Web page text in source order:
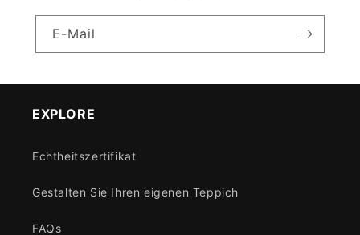
E-Mail
EXPLORE
Echtheitszertifikat
Gestalten Sie Ihren eigenen Teppich
FAQs